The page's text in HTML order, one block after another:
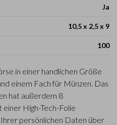
Ja
10,5 x 2,5 x 9
100
in einer handlichen Größe
einem Fach für Münzen. Das
hat außerdem 8
High-Tech-Folie
persönlichen Daten über